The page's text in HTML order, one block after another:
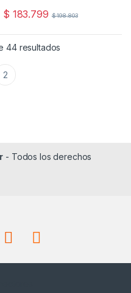
$ 183.799 $198.803
44 resultados
2
- Todos los derechos